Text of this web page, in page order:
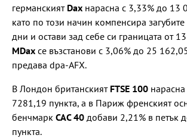
германският Dax нарасна с 3,33% до 13
като по този начин компенсира
дни и остави зад себе си границата от
MDax се възстанови с 3,06% до 25
предава dpa-AFX.
В Лондон британският FTSE 100
7281,19 пункта, а в Париж френският
бенчмарк CAC 40 добави 2,21% в петък
пункта.